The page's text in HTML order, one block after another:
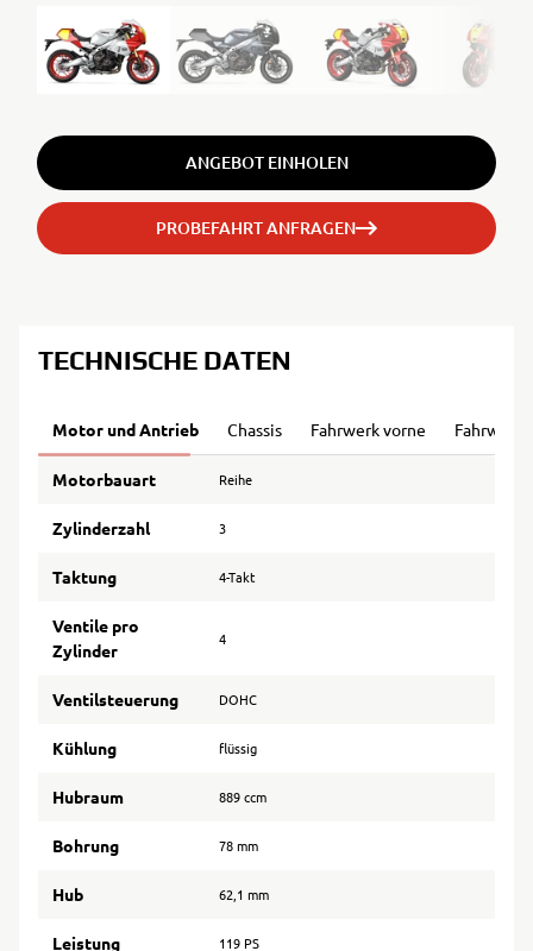
ANGEBOT EINHOLEN
PROBEFAHRT ANFRAGEN
TECHNISCHE DATEN
Motor und Antrieb Chassis Fahrwerk vorne Fahrwerk
Motorbauart Reihe
Zylinderzahl 3
Taktung 4-Takt
Ventile pro
Zylinder
4
Ventilsteuerung DOHC
Kühlung flüssig
Hubraum 889 ccm
Bohrung 78 mm
Hub 62,1 mm
Leistung 119 PS